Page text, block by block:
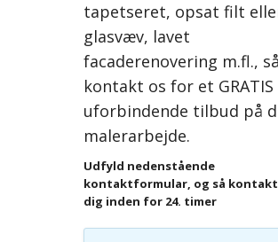
tapetseret, opsat filt
glasvæv, lavet
facaderenovering m.fl., så
kontakt os for et GRATIS
uforbindende tilbud på
malerarbejde.
Udfyld nedenstående
kontaktformular, og så
dig inden for 24. timer